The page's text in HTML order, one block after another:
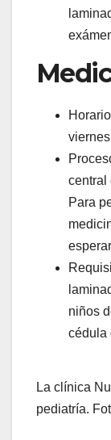
central
Para
niños
cédula
La clínica
pediatría.